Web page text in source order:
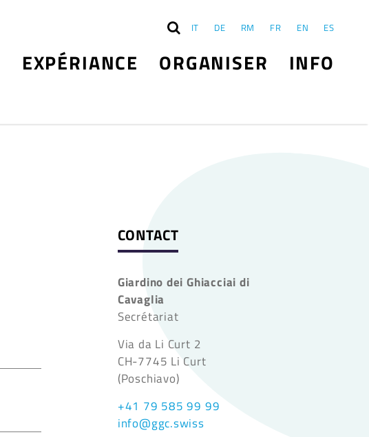
IT DE RM FR EN ES
EXPÉRIANCE ORGANISER INFO
CONTACT
Giardino dei Ghiacciai di
Cavaglia
Secrétariat
Via da Li Curt 2
CH-7745 Li Curt
(Poschiavo)
+41 79 585 99 99
info@ggc.swiss